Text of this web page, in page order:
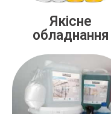
Якісне
обладнання